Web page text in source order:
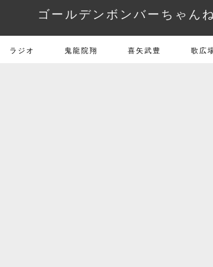
ゴールデンボンバーちゃん
ラジオ 鬼龍院翔 喜矢武豊 歌広